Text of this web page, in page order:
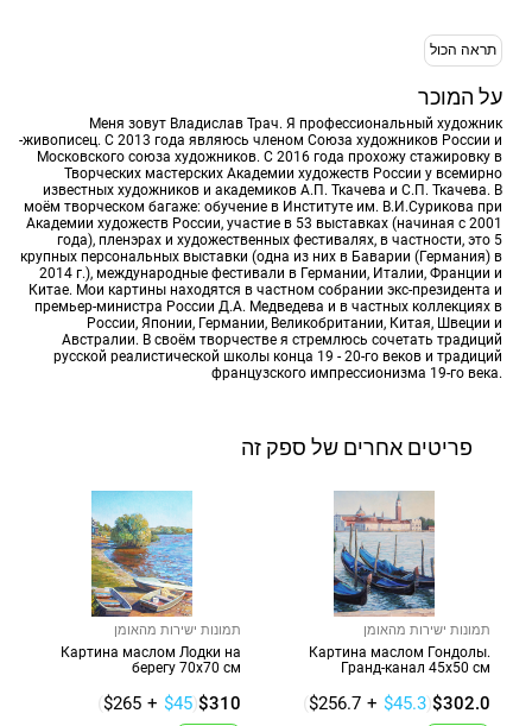
תראה הכול
על המוכר
Меня зовут Владислав Трач. Я профессиональный художник
-живописец. С 2013 года являюсь членом Союза художников России и
Московского союза художников. С 2016 года прохожу стажировку в
Творческих мастерских Академии художеств России у всемирно
известных художников и академиков А.П. Ткачева и С.П. Ткачева. В
моём творческом багаже: обучение в Институте им. В.И.Сурикова при
Академии художеств России, участие в 53 выставках (начиная с 2001
года), пленэрах и художественных фестивалях, в частности, это 5
крупных персональных выставки (одна из них в Баварии (Германия) в
2014 г.), международные фестивали в Германии, Италии, Франции и
Китае. Мои картины находятся в частном собрании экс-президента и
премьер-министра России Д.А. Медведева и в частных коллекциях в
России, Японии, Германии, Великобритании, Китая, Швеции и
Австралии. В своём творчестве я стремлюсь сочетать традиций
русской реалистической школы конца 19 - 20-го веков и традиций
французского импрессионизма 19-го века.
פריטים אחרים של ספק זה
תמונות ישירות מהאומן
Картина маслом Лодки на
берегу 70х70 см
$310
($265 + $45)
תמונות ישירות מהאומן
Картина маслом Гондолы.
Гранд-канал 45х50 см
$302.0
($256.7 + $45.3)